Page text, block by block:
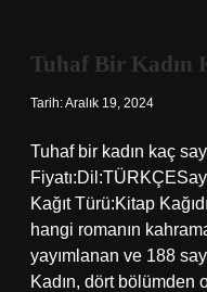
Tuhaf Bir Kadın
Tarih: Aralık 19, 2024
Tuhaf bir kadın kaç
Kağıt Türü:Kitap
hangi romanın
yayımlanan ve 188
Kadın, dört bölümden